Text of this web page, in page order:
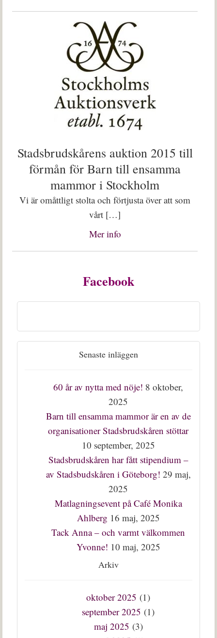
Stadsbrudskårens auktion 2015 till
förmån för Barn till ensamma
mammor i Stockholm
Vi är omåttligt stolta och förtjusta över att som
vårt […]
Mer info
Facebook
Senaste inläggen
60 år av nytta med nöje! 8 oktober,
2025
Barn till ensamma mammor är en av de
organisationer Stadsbrudskåren stöttar
10 september, 2025
Stadsbrudskåren har fått stipendium –
av Stadsbudskåren i Göteborg! 29 maj,
2025
Matlagningsevent på Café Monika
Ahlberg 16 maj, 2025
Tack Anna – och varmt välkommen
Yvonne! 10 maj, 2025
Arkiv
oktober 2025 (1)
september 2025 (1)
maj 2025 (3)